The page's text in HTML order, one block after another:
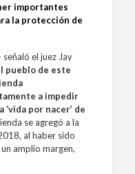
importantes
la protección de
el juez Jay
pueblo de este
a impedir
por nacer’ de
se agregó a la
al haber sido
amplio margen,